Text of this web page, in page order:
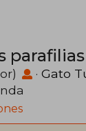
parafilias
· Gato